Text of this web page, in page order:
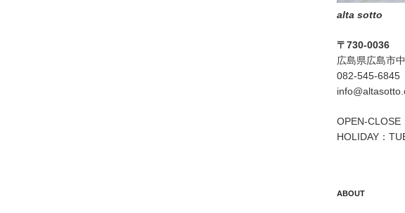
alta sotto
〒730-0036
広島県広島市
082-545-6845
OPEN-CLOSE
HOLIDAY：
ABOUT